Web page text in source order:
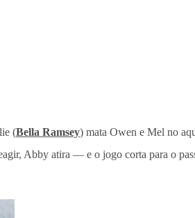
(Bella Ramsey) mata Owen e Mel no
Abby atira — e o jogo corta para o